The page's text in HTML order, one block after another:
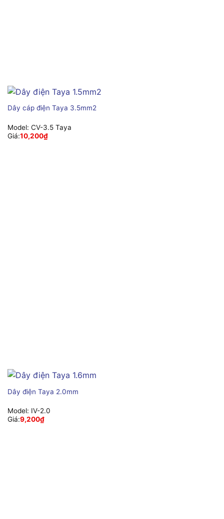
Dây cáp điện Taya 3.5mm2
Model: CV-3.5 Taya
Giá:10,200₫
Dây điện Taya 2.0mm
Model: IV-2.0
Giá:9,200₫